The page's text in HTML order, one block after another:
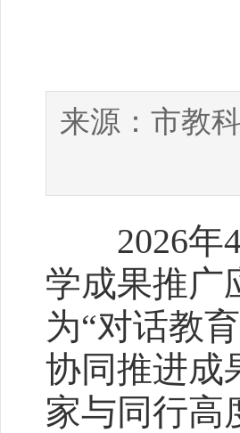
来源： 市教
2026年4
学成果推广
为“对话教
协同推进成
家与同行高